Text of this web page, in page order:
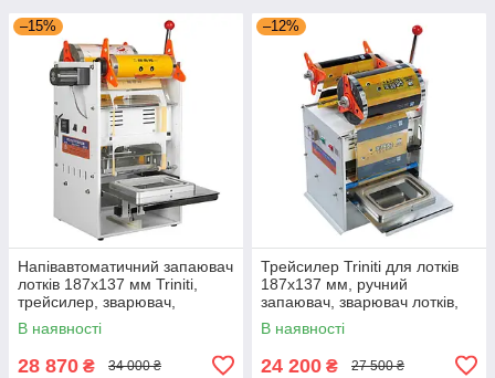
–15%
Напівавтоматичний запаювач
лотків 187х137 мм Triniti,
трейсилер, зварювач,
термопакування
В наявності
28 870 ₴ 34 000 ₴
–12%
Трейсилер Triniti для лотків
187х137 мм, ручний
запаювач, зварювач лотків,
термообладнання
В наявності
24 200 ₴ 27 500 ₴